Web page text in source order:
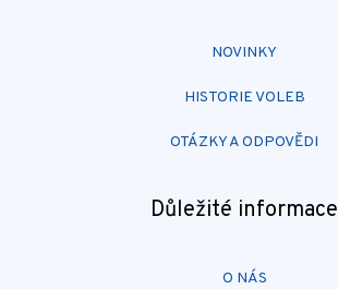
NOVINKY
HISTORIE VOLEB
OTÁZKY A ODPOVĚDI
Důležité informace
O NÁS